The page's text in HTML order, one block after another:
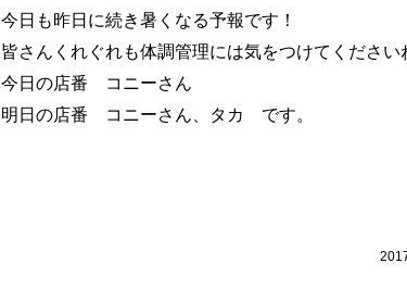
今日も昨日に続き暑くなる予報です！
皆さんくれぐれも体調管理には気をつけてください
今日の店番 コニーさん
明日の店番 コニーさん、タカ です。